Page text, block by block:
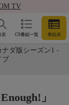
TV
CS番組一覧 番組表
索
ナダ版シーズン1 -
ブ
」